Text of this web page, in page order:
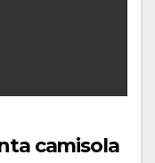
camisola